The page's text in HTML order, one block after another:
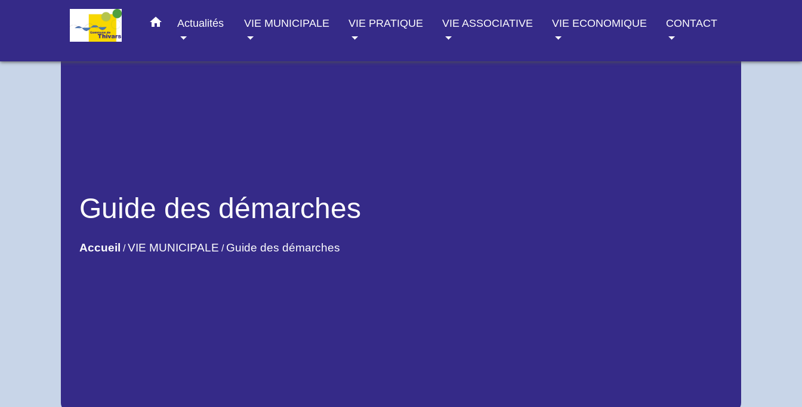
home Actualités VIE MUNICIPALE VIE PRATIQUE VIE ASSOCIATIVE VIE ECONOMIQUE CONTACT
Guide des démarches
Accueil /VIE MUNICIPALE / Guide des démarches